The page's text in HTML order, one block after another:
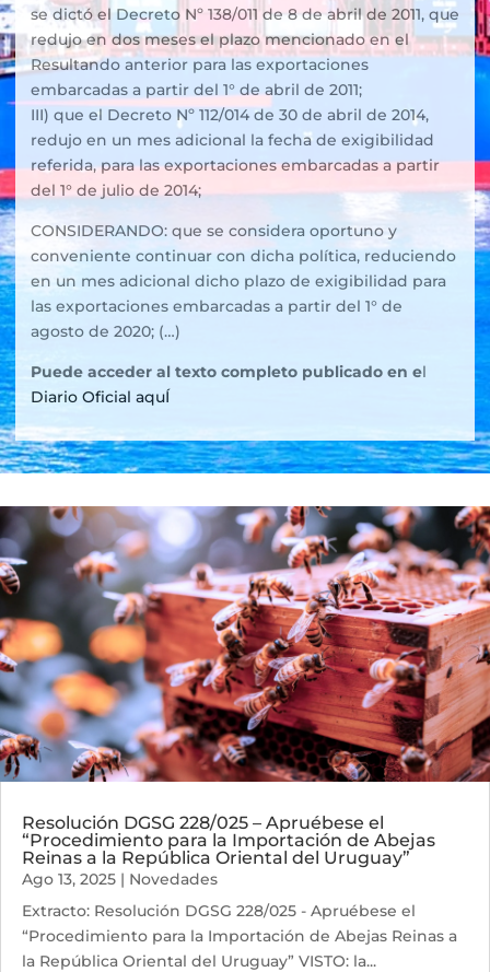
se dictó el Decreto Nº 138/011 de 8 de abril de 2011, que
redujo en dos meses el plazo mencionado en el
Resultando anterior para las exportaciones
embarcadas a partir del 1° de abril de 2011;
III) que el Decreto Nº 112/014 de 30 de abril de 2014,
redujo en un mes adicional la fecha de exigibilidad
referida, para las exportaciones embarcadas a partir
del 1° de julio de 2014;
CONSIDERANDO: que se considera oportuno y
conveniente continuar con dicha política, reduciendo
en un mes adicional dicho plazo de exigibilidad para
las exportaciones embarcadas a partir del 1° de
agosto de 2020; (…)
Puede acceder al texto completo publicado en el
Diario Oficial aquÍ
Resolución DGSG 228/025 – Apruébese el
“Procedimiento para la Importación de Abejas
Reinas a la República Oriental del Uruguay”
Ago 13, 2025 | Novedades
Extracto: Resolución DGSG 228/025 - Apruébese el
“Procedimiento para la Importación de Abejas Reinas a
la República Oriental del Uruguay” VISTO: la...